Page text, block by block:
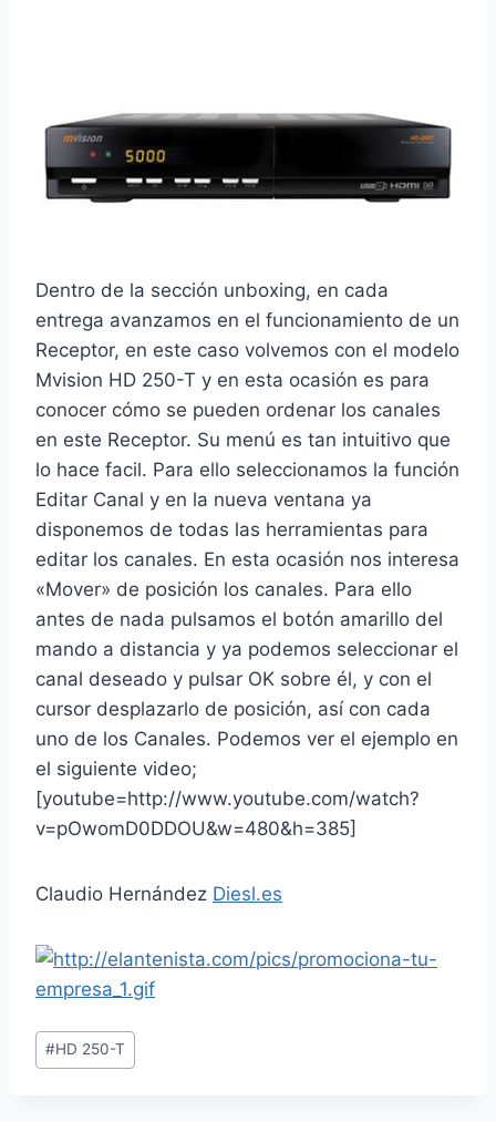
Dentro de la sección unboxing, en cada
entrega avanzamos en el funcionamiento de un
Receptor, en este caso volvemos con el modelo
Mvision HD 250-T y en esta ocasión es para
conocer cómo se pueden ordenar los canales
en este Receptor. Su menú es tan intuitivo que
lo hace facil. Para ello seleccionamos la función
Editar Canal y en la nueva ventana ya
disponemos de todas las herramientas para
editar los canales. En esta ocasión nos interesa
«Mover» de posición los canales. Para ello
antes de nada pulsamos el botón amarillo del
mando a distancia y ya podemos seleccionar el
canal deseado y pulsar OK sobre él, y con el
cursor desplazarlo de posición, así con cada
uno de los Canales. Podemos ver el ejemplo en
el siguiente video;
[youtube=http://www.youtube.com/watch?
v=pOwomD0DDOU&w=480&h=385]
Claudio Hernández Diesl.es
Etiquetas
de
#HD 250-T